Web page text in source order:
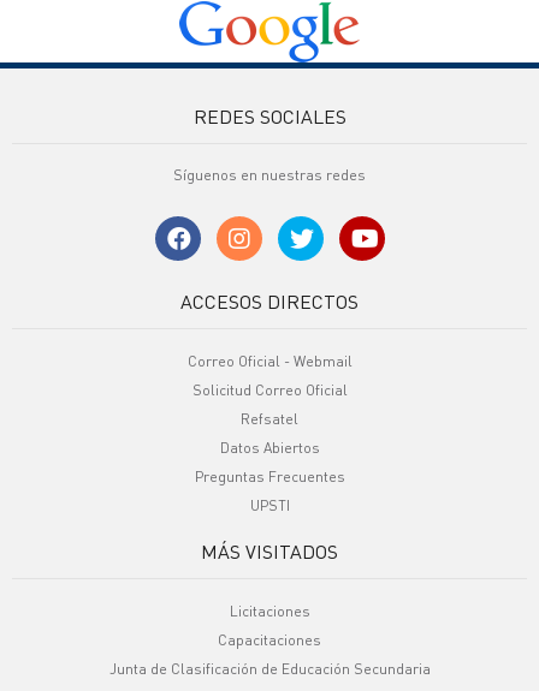
REDES SOCIALES
Síguenos en nuestras redes
ACCESOS DIRECTOS
Correo Oficial - Webmail
Solicitud Correo Oficial
Refsatel
Datos Abiertos
Preguntas Frecuentes
UPSTI
MÁS VISITADOS
Licitaciones
Capacitaciones
Junta de Clasificación de Educación Secundaria